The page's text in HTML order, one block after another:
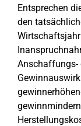
Entsprechen
den
Anschaffungs-